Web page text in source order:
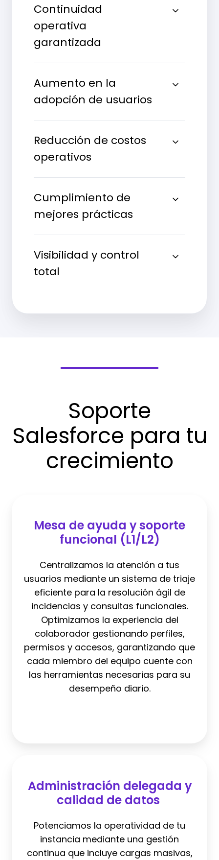
Continuidad
operativa
garantizada
Aumento en la
adopción de usuarios
Reducción de costos
operativos
Cumplimiento de
mejores prácticas
Visibilidad y control
total
Soporte
Salesforce para tu
crecimiento
Mesa de ayuda y soporte
funcional (L1/L2)
Centralizamos la atención a tus
usuarios mediante un sistema de triaje
eficiente para la resolución ágil de
incidencias y consultas funcionales.
Optimizamos la experiencia del
colaborador gestionando perfiles,
permisos y accesos, garantizando que
cada miembro del equipo cuente con
las herramientas necesarias para su
desempeño diario.
ayuda
y
soporte
funcional
(L1/L2)
Administración delegada y
calidad de datos
Potenciamos la operatividad de tu
instancia mediante una gestión
continua que incluye cargas masivas,
delegada
y
calidad
datos